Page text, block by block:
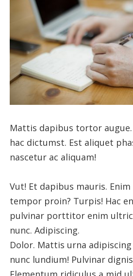
Mattis dapibus tortor
hac dictumst. Est aliquet
nascetur ac aliquam!
Vut! Et dapibus mauris. Enim
tempor proin? Turpis! Hac
pulvinar porttitor enim
nunc. Adipiscing.
Dolor. Mattis urna
nunc lundium! Pulvinar